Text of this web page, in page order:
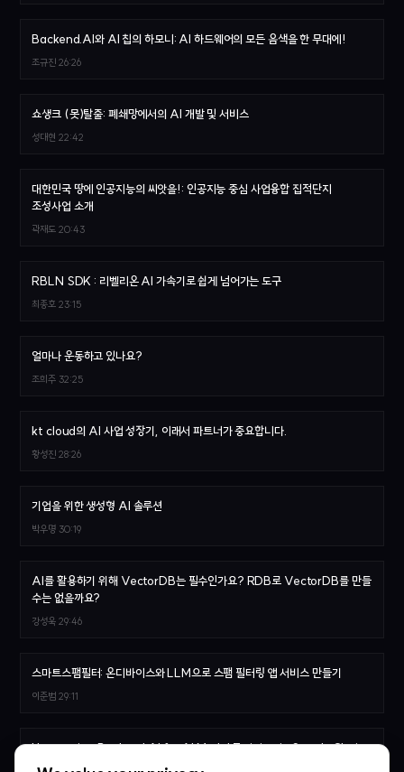
Backend.AI와 AI 칩의 하모니: AI 하드웨어의 모든 음색을 한 무대에!
조규진 26:26
쇼생크 (못)탈출: 폐쇄망에서의 AI 개발 및 서비스
성대현 22:42
대한민국 땅에 인공지능의 씨앗을!: 인공지능 중심 사업융합 집적단지
조성사업 소개
곽재도 20:43
RBLN SDK : 리벨리온 AI 가속기로 쉽게 넘어가는 도구
최종호 23:15
얼마나 운동하고 있나요?
조희주 32:25
kt cloud의 AI 사업 성장기, 이래서 파트너가 중요합니다.
황성진 28:26
기업을 위한 생성형 AI 솔루션
박우명 30:19
AI를 활용하기 위해 VectorDB는 필수인가요? RDB로 VectorDB를 만들
수는 없을까요?
강성욱 29:46
스마트스팸필터: 온디바이스와 LLM으로 스팸 필터링 앱 서비스 만들기
이준범 29:11
Harnessing Backend.AI for AI Model Training in Supply Chain
Contexts